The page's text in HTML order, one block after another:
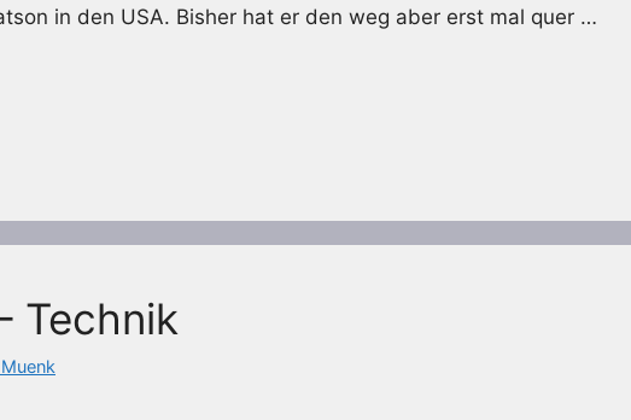
in den USA. Bisher hat er den weg aber erst mal quer …
Technik